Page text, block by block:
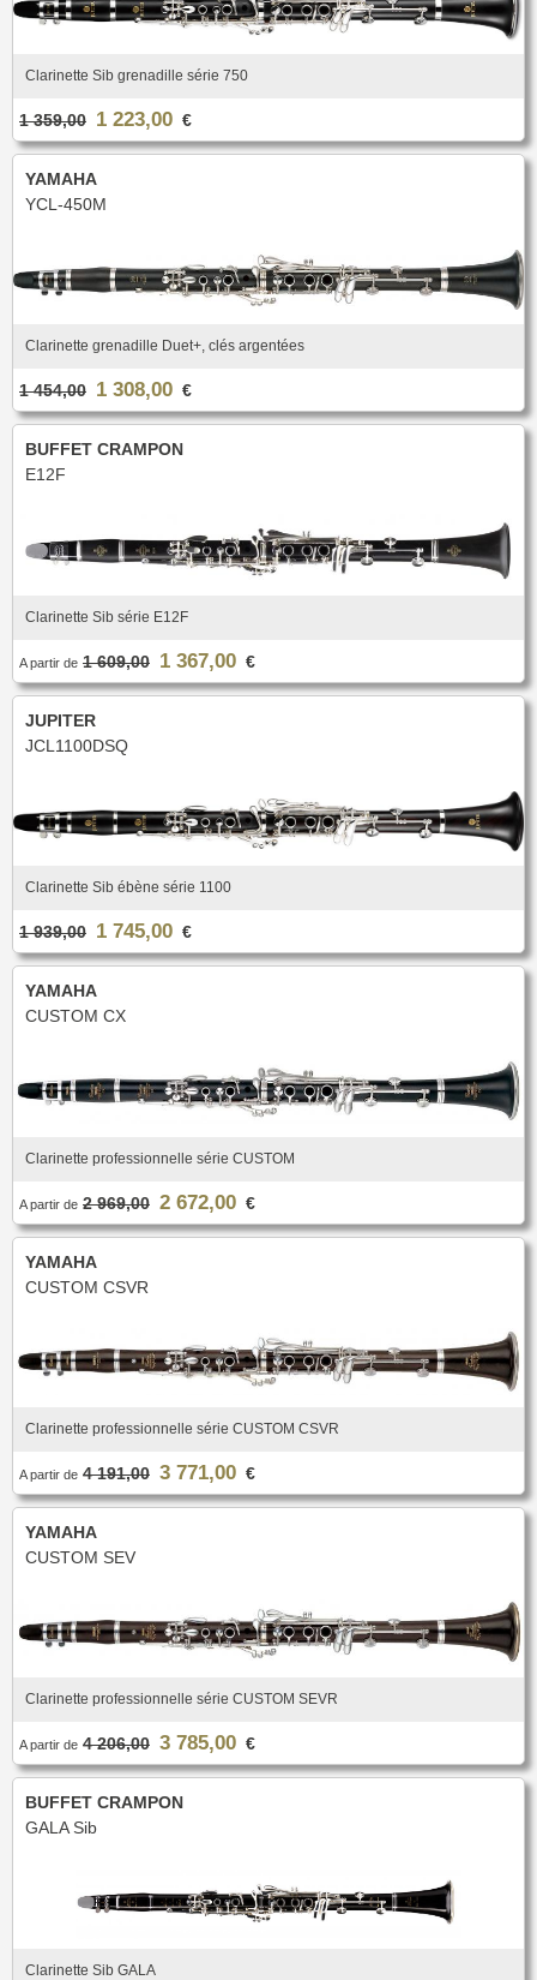
Clarinette Sib grenadille série 750
1 359,00 1 223,00 €
YAMAHA
YCL-450M
Clarinette grenadille Duet+, clés argentées
1 454,00 1 308,00 €
BUFFET CRAMPON
E12F
Clarinette Sib série E12F
A partir de 1 609,00 1 367,00 €
JUPITER
JCL1100DSQ
Clarinette Sib ébène série 1100
1 939,00 1 745,00 €
YAMAHA
CUSTOM CX
Clarinette professionnelle série CUSTOM
A partir de 2 969,00 2 672,00 €
YAMAHA
CUSTOM CSVR
Clarinette professionnelle série CUSTOM CSVR
A partir de 4 191,00 3 771,00 €
YAMAHA
CUSTOM SEV
Clarinette professionnelle série CUSTOM SEVR
A partir de 4 206,00 3 785,00 €
BUFFET CRAMPON
GALA Sib
Clarinette Sib GALA